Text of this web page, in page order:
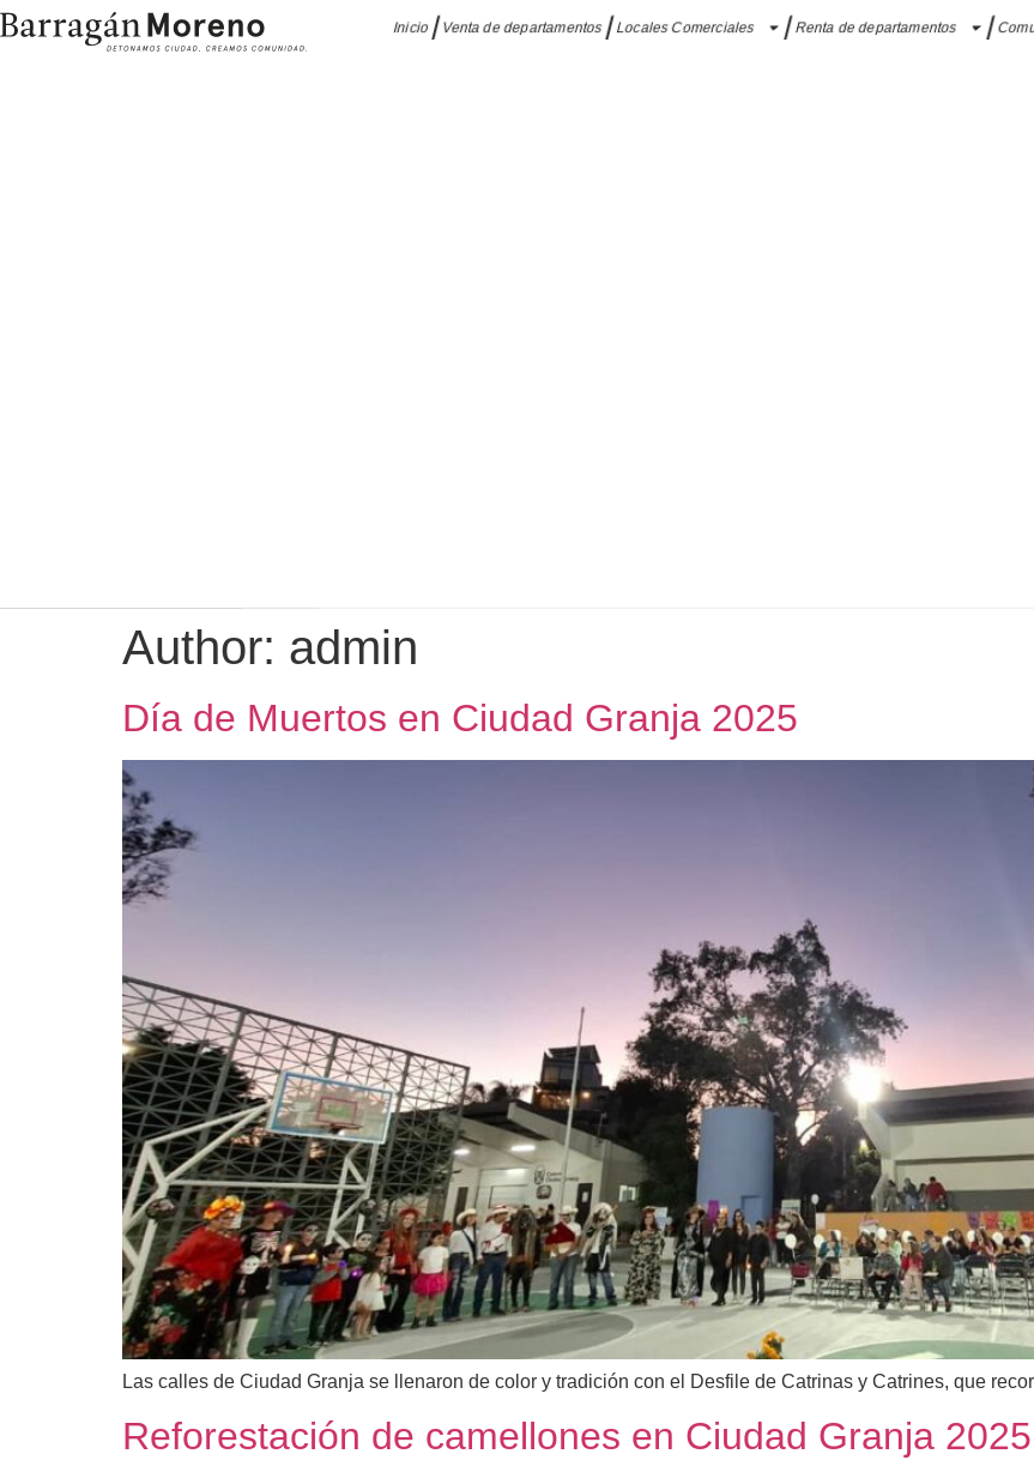
Inicio Venta de departamentos Locales Comerciales Renta de departamentos
Author: admin
Día de Muertos en Ciudad Granja 2025
Las calles de Ciudad Granja se llenaron de color y tradición con el Desfile de Catrinas y Catrines, que
Reforestación de camellones en Ciudad Granja 2025